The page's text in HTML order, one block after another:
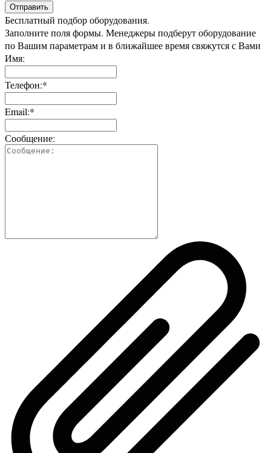
Отправить
Бесплатный подбор оборудования.
Заполните поля формы. Менеджеры подберут оборудование
по Вашим параметрам и в ближайшее время свяжутся с Вами
Имя:
Телефон:*
Email:*
Сообщение: